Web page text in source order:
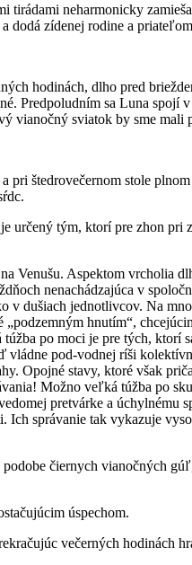
tirádami neharmonicky
zídenej rodine a
hodinách, dlho pred
Predpoludním sa Luna spojí
vianočný sviatok by sme
pri štedrovečernom stole
určený tým, ktorí pre zhon
Venušu. Aspektom vrcholia
nenachádzajúca v
dušiach jednotlivcov. Na
hnutím“,
po moci je pre tých,
pod-vodnej ríši
Opojné stavy, ktoré však
Možno veľká túžba po
pretvárke a
Ich správanie tak vykazuje
čiernych vianočných
úspechom.
večerných hodinách